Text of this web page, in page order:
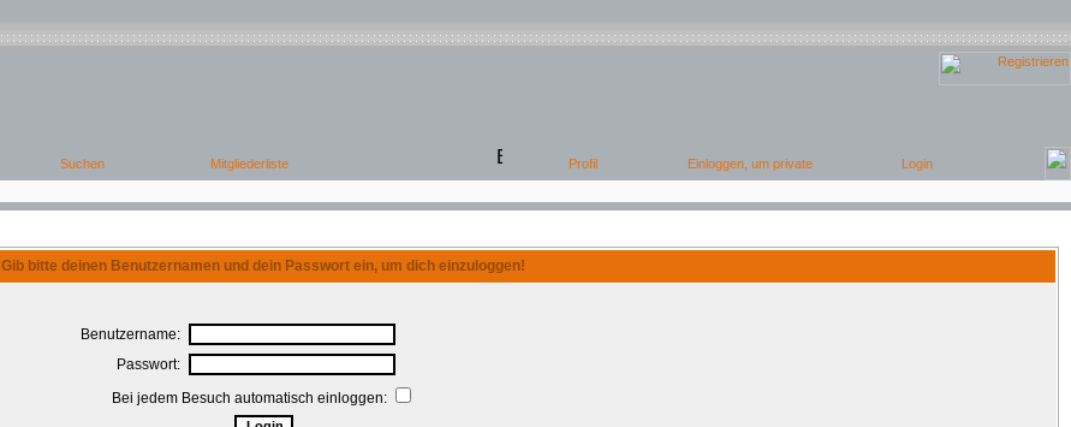
Gib bitte deinen Benutzernamen und dein Passwort ein, um dich einzuloggen!
Benutzername:
Passwort:
Bei jedem Besuch automatisch einloggen: